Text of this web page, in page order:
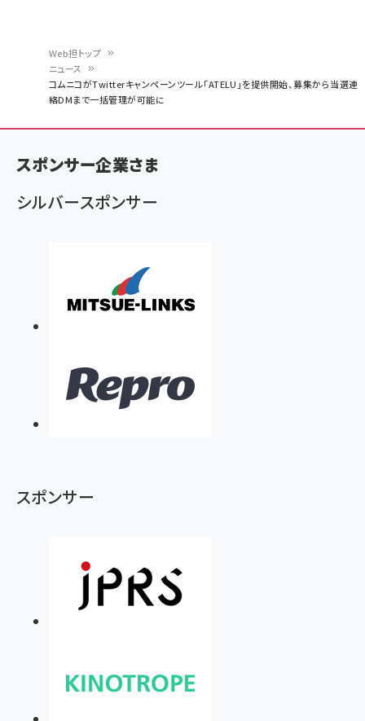
く
ず
Web担トップ
ニュース
コムニコがTwitterキャンペーンツール「ATELU」を提供開始、募集から当選連
絡DMまで一括管理が可能に
スポンサー企業さま
シルバースポンサー
スポンサー